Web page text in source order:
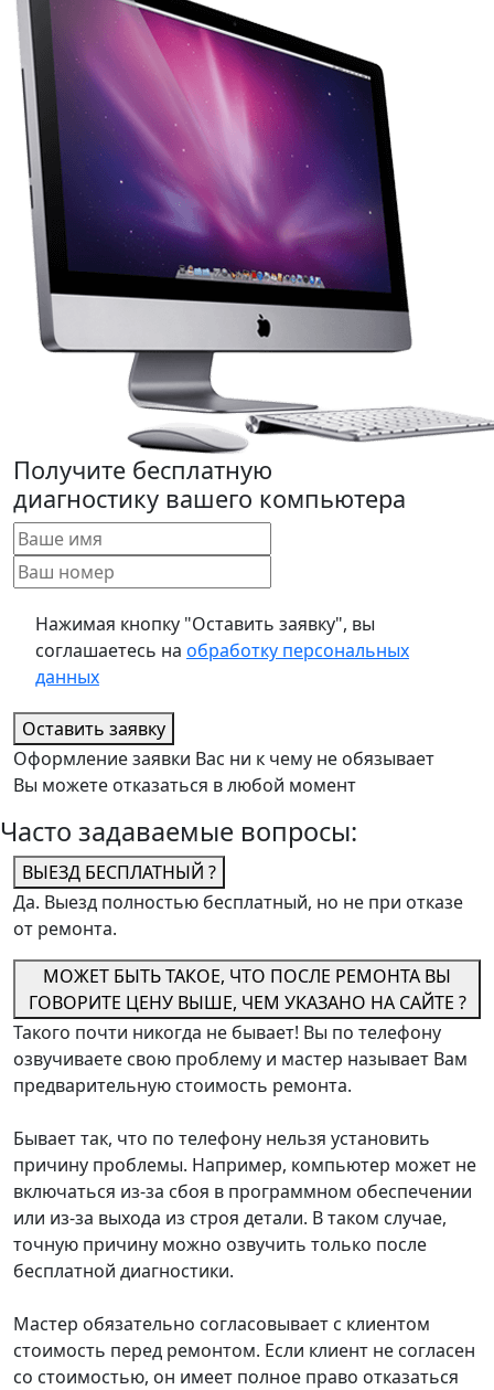
Получите бесплатную
диагностику вашего компьютера
Нажимая кнопку "Оставить заявку", вы
соглашаетесь на обработку персональных
данных
Оставить заявку
Оформление заявки Вас ни к чему не обязывает
Вы можете отказаться в любой момент
Часто задаваемые вопросы:
ВЫЕЗД БЕСПЛАТНЫЙ ?
Да. Выезд полностью бесплатный, но не при отказе
от ремонта.
МОЖЕТ БЫТЬ ТАКОЕ, ЧТО ПОСЛЕ РЕМОНТА ВЫ
ГОВОРИТЕ ЦЕНУ ВЫШЕ, ЧЕМ УКАЗАНО НА САЙТЕ ?
Такого почти никогда не бывает! Вы по телефону
озвучиваете свою проблему и мастер называет Вам
предварительную стоимость ремонта.
Бывает так, что по телефону нельзя установить
причину проблемы. Например, компьютер может не
включаться из-за сбоя в программном обеспечении
или из-за выхода из строя детали. В таком случае,
точную причину можно озвучить только после
бесплатной диагностики.
Мастер обязательно согласовывает с клиентом
стоимость перед ремонтом. Если клиент не согласен
со стоимостью, он имеет полное право отказаться